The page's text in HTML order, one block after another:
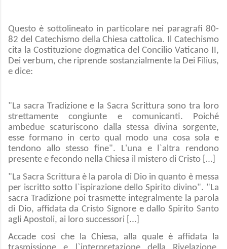
Questo è sottolineato in particolare nei paragrafi 80-
82 del Catechismo della Chiesa cattolica. Il Catechismo
cita la Costituzione dogmatica del Concilio Vaticano II,
Dei verbum, che riprende sostanzialmente la Dei Filius,
e dice:
"La sacra Tradizione e la Sacra Scrittura sono tra loro
strettamente congiunte e comunicanti. Poiché
ambedue scaturiscono dalla stessa divina sorgente,
esse formano in certo qual modo una cosa sola e
tendono allo stesso fine". L'una e l`altra rendono
presente e fecondo nella Chiesa il mistero di Cristo […]
"La Sacra Scrittura è la parola di Dio in quanto è messa
per iscritto sotto l`ispirazione dello Spirito divino". "La
sacra Tradizione poi trasmette integralmente la parola
di Dio, affidata da Cristo Signore e dallo Spirito Santo
agli Apostoli, ai loro successori […]
Accade così che la Chiesa, alla quale è affidata la